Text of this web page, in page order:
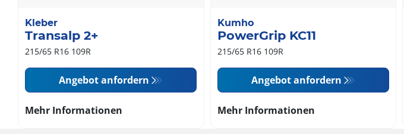
Kleber
Transalp 2+
215/65 R16 109R
Angebot anfordern
Mehr Informationen
Kumho
PowerGrip KC11
215/65 R16 109R
Angebot anfordern
Mehr Informationen